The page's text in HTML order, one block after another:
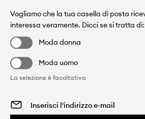
Vogliamo che la tua casella di posta
interessa veramente. Dicci se si tratta di:
Moda donna
Moda uomo
La selezione è facoltativa